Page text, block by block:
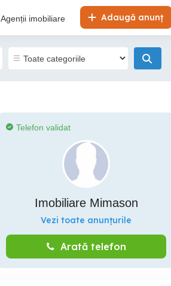
Adaugă anunț
Agenții imobiliare
Telefon validat
Imobiliare Mimason
Vezi toate anunțurile
Arată telefon